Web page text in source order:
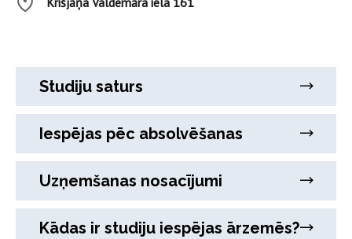
Studiju saturs
Iespējas pēc absolvēšanas
Uzņemšanas nosacījumi
Kādas ir studiju iespējas ārzemēs?